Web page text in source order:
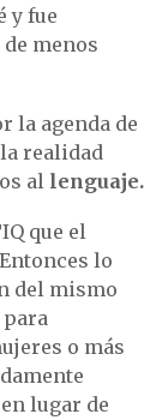
y fue
menos
la agenda de
realidad
al lenguaje.
que el
lo
del mismo
para
o más
lugar de